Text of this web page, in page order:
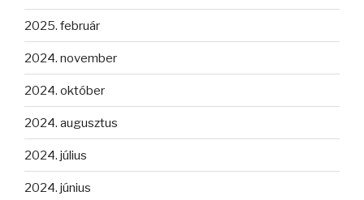
2025. február
2024. november
2024. október
2024. augusztus
2024. július
2024. június